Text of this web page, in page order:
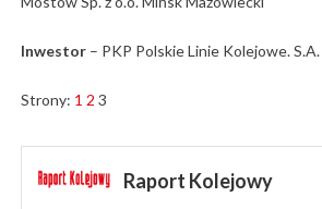
Inwestor– PKP Polskie Linie Kolejowe. S.A.
Strony: 1 2 3
Raport Kolejowy